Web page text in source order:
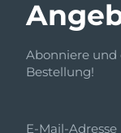
Abonniere und
Bestellung!
E-Mail-Adresse